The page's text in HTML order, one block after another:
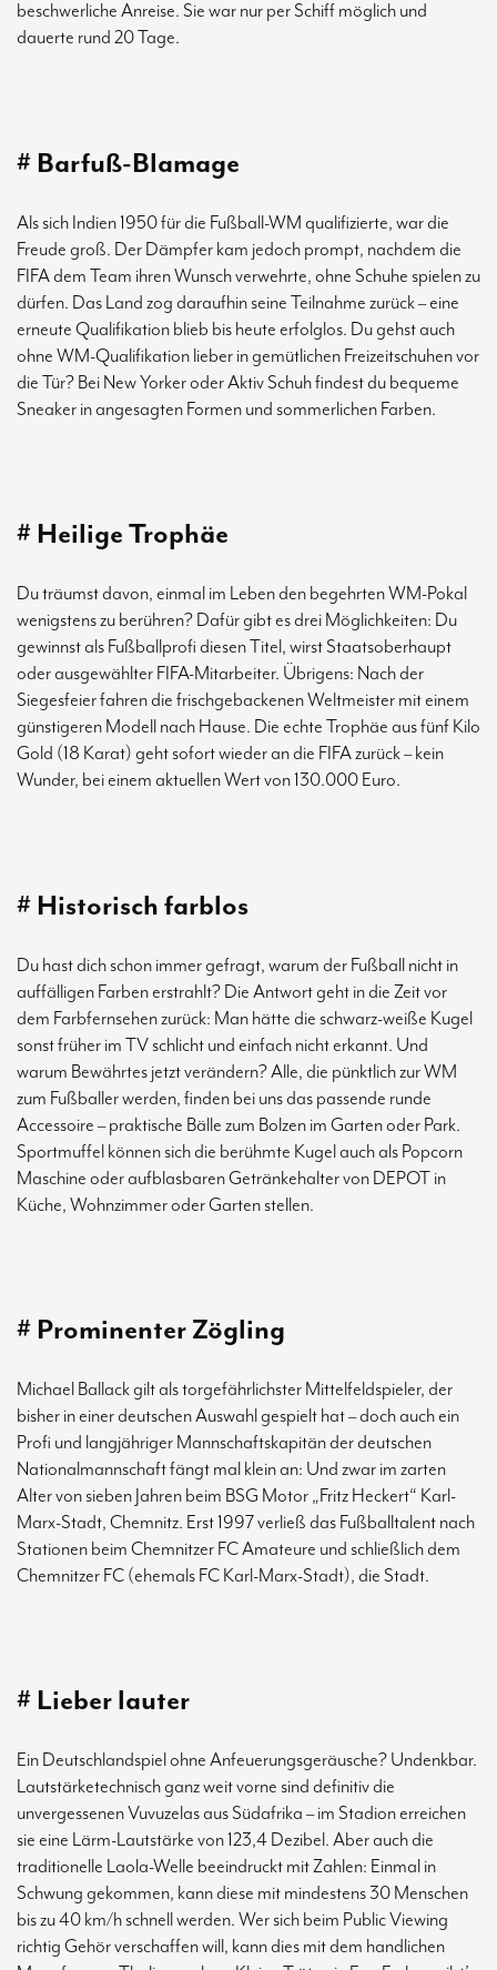
beschwerliche Anreise. Sie war nur per Schiff möglich und
dauerte rund 20 Tage.
# Barfuß-Blamage
Als sich Indien 1950 für die Fußball-WM qualifizierte, war die
Freude groß. Der Dämpfer kam jedoch prompt, nachdem die
FIFA dem Team ihren Wunsch verwehrte, ohne Schuhe spielen zu
dürfen. Das Land zog daraufhin seine Teilnahme zurück – eine
erneute Qualifikation blieb bis heute erfolglos. Du gehst auch
ohne WM-Qualifikation lieber in gemütlichen Freizeitschuhen vor
die Tür? Bei New Yorker oder Aktiv Schuh findest du bequeme
Sneaker in angesagten Formen und sommerlichen Farben.
# Heilige Trophäe
Du träumst davon, einmal im Leben den begehrten WM-Pokal
wenigstens zu berühren? Dafür gibt es drei Möglichkeiten: Du
gewinnst als Fußballprofi diesen Titel, wirst Staatsoberhaupt
oder ausgewählter FIFA-Mitarbeiter. Übrigens: Nach der
Siegesfeier fahren die frischgebackenen Weltmeister mit einem
günstigeren Modell nach Hause. Die echte Trophäe aus fünf Kilo
Gold (18 Karat) geht sofort wieder an die FIFA zurück – kein
Wunder, bei einem aktuellen Wert von 130.000 Euro.
# Historisch farblos
Du hast dich schon immer gefragt, warum der Fußball nicht in
auffälligen Farben erstrahlt? Die Antwort geht in die Zeit vor
dem Farbfernsehen zurück: Man hätte die schwarz-weiße Kugel
sonst früher im TV schlicht und einfach nicht erkannt. Und
warum Bewährtes jetzt verändern? Alle, die pünktlich zur WM
zum Fußballer werden, finden bei uns das passende runde
Accessoire – praktische Bälle zum Bolzen im Garten oder Park.
Sportmuffel können sich die berühmte Kugel auch als Popcorn
Maschine oder aufblasbaren Getränkehalter von DEPOT in
Küche, Wohnzimmer oder Garten stellen.
# Prominenter Zögling
Michael Ballack gilt als torgefährlichster Mittelfeldspieler, der
bisher in einer deutschen Auswahl gespielt hat – doch auch ein
Profi und langjähriger Mannschaftskapitän der deutschen
Nationalmannschaft fängt mal klein an: Und zwar im zarten
Alter von sieben Jahren beim BSG Motor „Fritz Heckert“ Karl-
Marx-Stadt, Chemnitz. Erst 1997 verließ das Fußballtalent nach
Stationen beim Chemnitzer FC Amateure und schließlich dem
Chemnitzer FC (ehemals FC Karl-Marx-Stadt), die Stadt.
# Lieber lauter
Ein Deutschlandspiel ohne Anfeuerungsgeräusche? Undenkbar.
Lautstärketechnisch ganz weit vorne sind definitiv die
unvergessenen Vuvuzelas aus Südafrika – im Stadion erreichen
sie eine Lärm-Lautstärke von 123,4 Dezibel. Aber auch die
traditionelle Laola-Welle beeindruckt mit Zahlen: Einmal in
Schwung gekommen, kann diese mit mindestens 30 Menschen
bis zu 40 km/h schnell werden. Wer sich beim Public Viewing
richtig Gehör verschaffen will, kann dies mit dem handlichen